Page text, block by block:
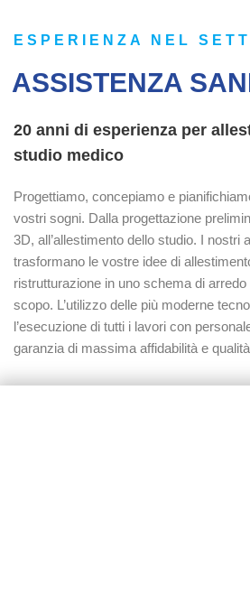
ESPERIENZA NEL
ASSISTENZA
20 anni di esperienza per
studio medico
Progettiamo, concepiamo e
vostri sogni. Dalla progettazione
3D, all’allestimento dello studio. I nostri
trasformano le vostre idee di
ristrutturazione in uno schema di
scopo. L’utilizzo delle più moderne
l’esecuzione di tutti i lavori con
garanzia di massima affidabilità e